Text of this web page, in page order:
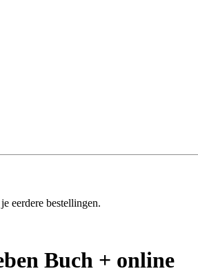
eerdere bestellingen.
Buch + online